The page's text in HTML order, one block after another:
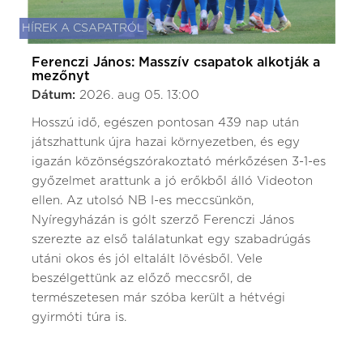
HÍREK A CSAPATRÓL
Ferenczi János: Masszív csapatok alkotják a
mezőnyt
Dátum: 2026. aug 05. 13:00
Hosszú idő, egészen pontosan 439 nap után
játszhattunk újra hazai környezetben, és egy
igazán közönségszórakoztató mérkőzésen 3-1-es
győzelmet arattunk a jó erőkből álló Videoton
ellen. Az utolsó NB I-es meccsünkön,
Nyíregyházán is gólt szerző Ferenczi János
szerezte az első találatunkat egy szabadrúgás
utáni okos és jól eltalált lövésből. Vele
beszélgettünk az előző meccsről, de
természetesen már szóba került a hétvégi
gyirmóti túra is.